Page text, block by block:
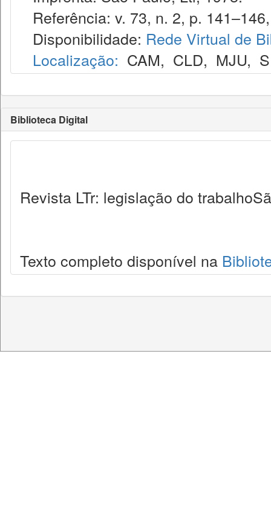
Referência: v. 73, n. 2, p.
Disponibilidade: Rede Virtual de
Localização: CAM, CLD, MJU,
Biblioteca Digital
Revista LTr: legislação do
Texto completo disponível na